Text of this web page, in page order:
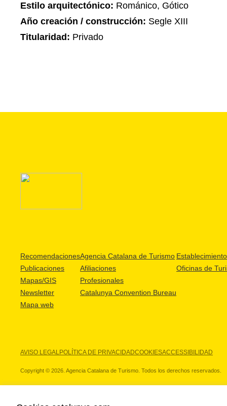
Estilo arquitectónico: Románico, Gótico
Año creación / construcción: Segle XIII
Titularidad: Privado
Recomendaciones
Publicaciones
Mapas/GIS
Newsletter
Mapa web
Agencia Catalana de Turismo
Afiliaciones
Profesionales
Catalunya Convention Bureau
Oficinas de
AVISO LEGALPOLÍTICA DE PRIVACIDADCOOKIESACCESSIBILIDAD
Copyright © 2026. Agencia Catalana de Turismo. Todos los derechos reservados.